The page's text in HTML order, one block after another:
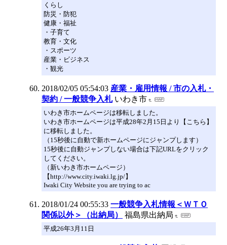
くらし
防災・防犯
健康・福祉
・子育て
教育・文化
・スポーツ
産業・ビジネス
・観光
2018/02/05 05:54:03 産業・雇用情報 / 市の入札・
契約 / 一般競争入札 いわき市
いわき市ホームページは移転しました。
いわき市ホームページは平成28年2月15日より【こちら】
に移転しました。
（15秒後に自動で新ホームページにジャンプします）
15秒後に自動ジャンプしない場合は下記URLをクリック
してください。
（新いわき市ホームページ）
【http://www.city.iwaki.lg.jp/】
Iwaki City Website you are trying to ac
2018/01/24 00:55:33 一般競争入札情報＜ＷＴＯ
関係以外＞（出納局）
福島県出納局
平成26年3月11日